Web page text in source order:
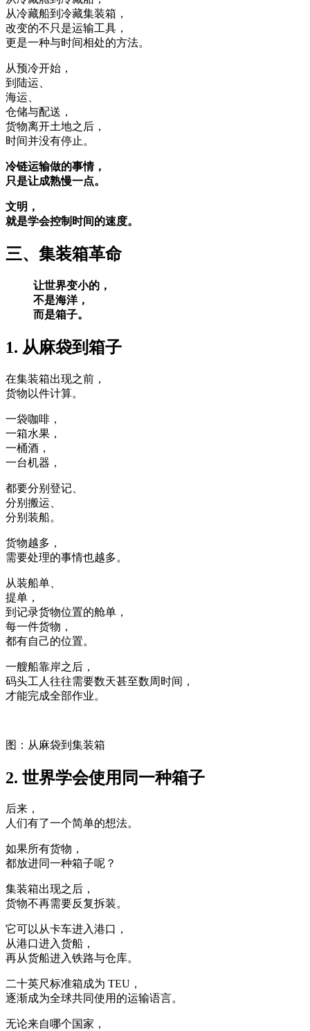
从冷藏船到冷藏集装箱，
改变的不只是运输工具，
更是一种与时间相处的方法。
从预冷开始，
到陆运、
海运、
仓储与配送，
货物离开土地之后，
时间并没有停止。
冷链运输做的事情，
只是让成熟慢一点。
文明，
就是学会控制时间的速度。
三、集装箱革命
让世界变小的，
不是海洋，
而是箱子。
1. 从麻袋到箱子
在集装箱出现之前，
货物以件计算。
一袋咖啡，
一箱水果，
一桶酒，
一台机器，
都要分别登记、
分别搬运、
分别装船。
货物越多，
需要处理的事情也越多。
从装船单、
提单，
到记录货物位置的舱单，
每一件货物，
都有自己的位置。
一艘船靠岸之后，
码头工人往往需要数天甚至数周时间，
才能完成全部作业。
图：从麻袋到集装箱
2. 世界学会使用同一种箱子
后来，
人们有了一个简单的想法。
如果所有货物，
都放进同一种箱子呢？
集装箱出现之后，
货物不再需要反复拆装。
它可以从卡车进入港口，
从港口进入货船，
再从货船进入铁路与仓库。
二十英尺标准箱成为 TEU，
逐渐成为全球共同使用的运输语言。
无论来自哪个国家，